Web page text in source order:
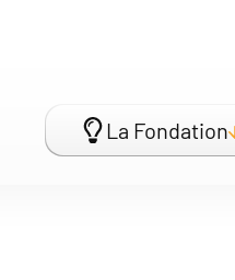
La Fondation